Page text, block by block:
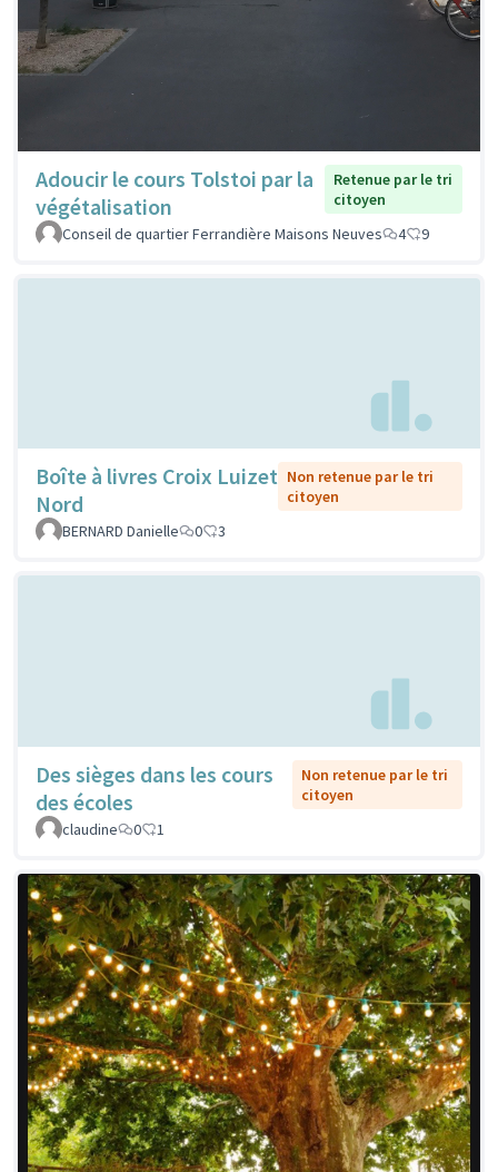
Adoucir le cours Tolstoi par la
végétalisation
Retenue par le tri
citoyen
Conseil de quartier Ferrandière Maisons Neuves
4 9
Boîte à livres Croix Luizet
Nord
Non retenue par le tri
citoyen
BERNARD Danielle
0 3
Des sièges dans les cours
des écoles
Non retenue par le tri
citoyen
claudine
0 1